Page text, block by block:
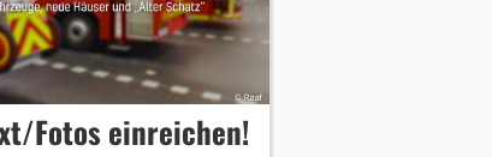
Fotos einreichen!